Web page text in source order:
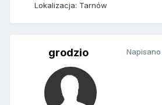
Lokalizacja: Tarnów
grodzio Napisano